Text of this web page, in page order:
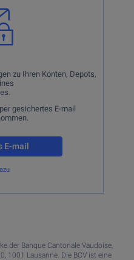
zu Ihren Konten, Depots,
per gesichertes E-mail
E-mail
entgegengenommen. Nur
mit Originalunterschrift.
der Banque Cantonale Vaudoise,
1001 Lausanne. Die BCV ist eine